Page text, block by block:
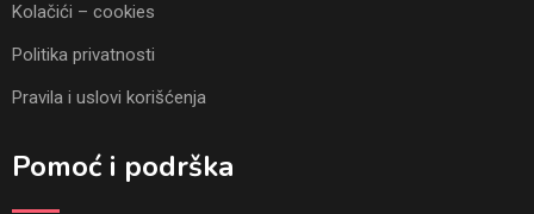
Kolačići – cookies
Politika privatnosti
Pravila i uslovi korišćenja
Pomoć i podrška